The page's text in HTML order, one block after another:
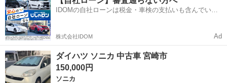
難防止システム Ａ
ＢＳ ＣＤ （車検
整備付）
IDOMの自社ローンは税金・車検の支払いも含んでいる
株式会社IDOM Ad
ダイハツ ソニカ 中古車 宮崎市
150,000円
ソニカ